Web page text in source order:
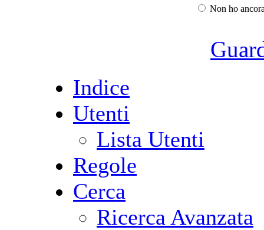
Non ho
Indice
Utenti
Lista Utenti
Regole
Cerca
Ricerca Avanzata